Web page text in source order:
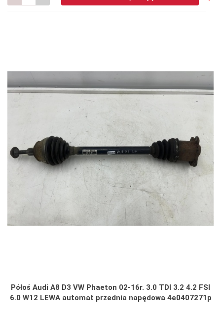
Półoś Audi A8 D3 VW Phaeton 02-16r. 3.0 TDI 3.2 4.2 FSI
6.0 W12 LEWA automat przednia napędowa 4e0407271p